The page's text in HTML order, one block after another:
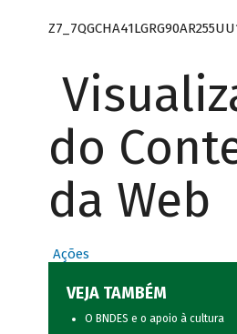
do
da Web
Ações
VEJA TAMBÉM
O BNDES e o apoio à cultura